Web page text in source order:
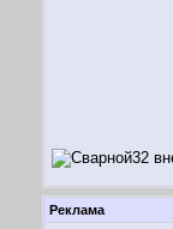
Реклама